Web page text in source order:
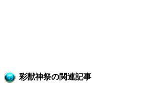
彩獣神祭の関連記事